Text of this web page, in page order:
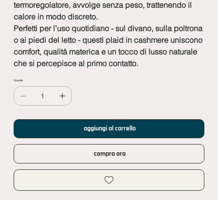
termoregolatore, avvolge senza peso, trattenendo il
calore in modo discreto.
Perfetti per l’uso quotidiano - sul divano, sulla poltrona
o ai piedi del letto - questi plaid in cashmere uniscono
comfort, qualità materica e un tocco di lusso naturale
che si percepisce al primo contatto.
Quantità
aggiungi al carrello
compra ora